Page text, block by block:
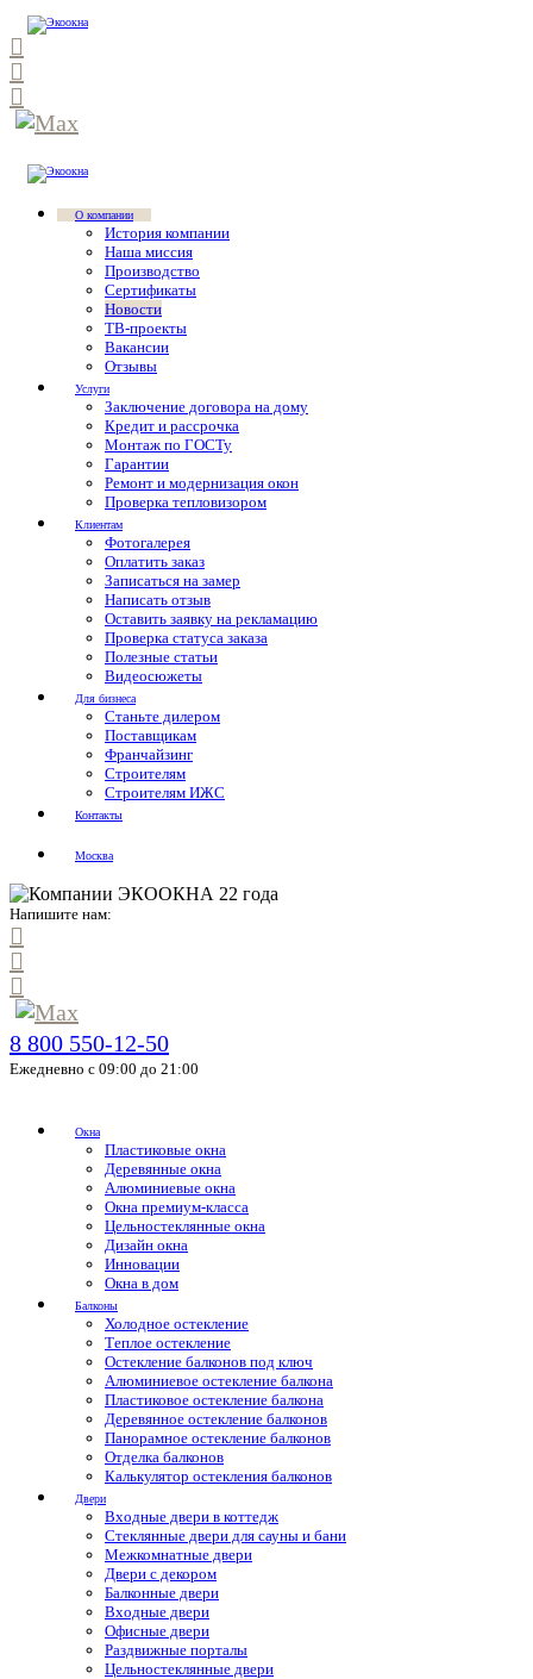
О компании
История компании
Наша миссия
Производство
Сертификаты
Новости
ТВ-проекты
Вакансии
Отзывы
Услуги
Заключение договора на дому
Кредит и рассрочка
Монтаж по ГОСТу
Гарантии
Ремонт и модернизация окон
Проверка тепловизором
Клиентам
Фотогалерея
Оплатить заказ
Записаться на замер
Написать отзыв
Оставить заявку на рекламацию
Проверка статуса заказа
Полезные статьи
Видеосюжеты
Для бизнеса
Станьте дилером
Поставщикам
Франчайзинг
Строителям
Строителям ИЖС
Контакты
Москва
Напишите нам:
8 800 550-12-50
Ежедневно с 09:00 до 21:00
Окна
Пластиковые окна
Деревянные окна
Алюминиевые окна
Окна премиум-класса
Цельностеклянные окна
Дизайн окна
Инновации
Окна в дом
Балконы
Холодное остекление
Теплое остекление
Остекление балконов под ключ
Алюминиевое остекление балкона
Пластиковое остекление балкона
Деревянное остекление балконов
Панорамное остекление балконов
Отделка балконов
Калькулятор остекления балконов
Двери
Входные двери в коттедж
Стеклянные двери для сауны и бани
Межкомнатные двери
Двери с декором
Балконные двери
Входные двери
Офисные двери
Раздвижные порталы
Цельностеклянные двери